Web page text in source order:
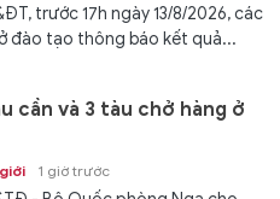
trước 17h ngày 13/8/2026, các
đào tạo thông báo kết quả...
cần và 3 tàu chở hàng ở
1 giờ trước